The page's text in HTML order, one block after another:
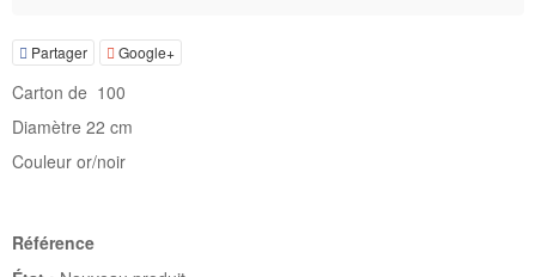
Partager Google+
Carton de 100
Diamètre 22 cm
Couleur or/noir
Référence